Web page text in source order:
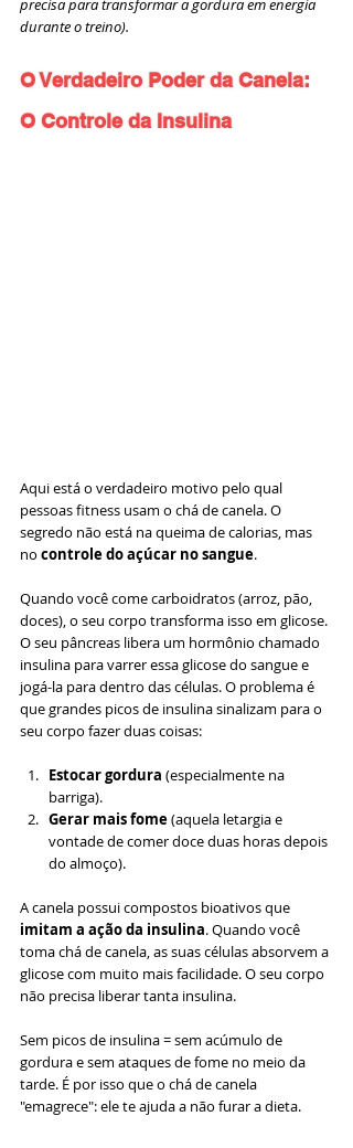
precisa para transformar a gordura em energia
durante o treino).
O Verdadeiro Poder da Canela:
O Controle da Insulina
Aqui está o verdadeiro motivo pelo qual
pessoas fitness usam o chá de canela. O
segredo não está na queima de calorias, mas
no controle do açúcar no sangue.
Quando você come carboidratos (arroz, pão,
doces), o seu corpo transforma isso em glicose.
O seu pâncreas libera um hormônio chamado
insulina para varrer essa glicose do sangue e
jogá-la para dentro das células. O problema é
que grandes picos de insulina sinalizam para o
seu corpo fazer duas coisas:
Estocar gordura (especialmente na
barriga).
Gerar mais fome (aquela letargia e
vontade de comer doce duas horas depois
do almoço).
A canela possui compostos bioativos que
imitam a ação da insulina. Quando você
toma chá de canela, as suas células absorvem a
glicose com muito mais facilidade. O seu corpo
não precisa liberar tanta insulina.
Sem picos de insulina = sem acúmulo de
gordura e sem ataques de fome no meio da
tarde. É por isso que o chá de canela
"emagrece": ele te ajuda a não furar a dieta.